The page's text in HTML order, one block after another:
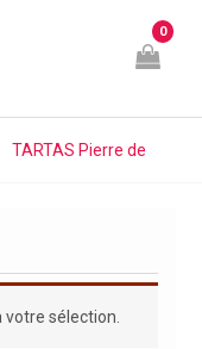
0
TARTAS Pierre de
sélection.